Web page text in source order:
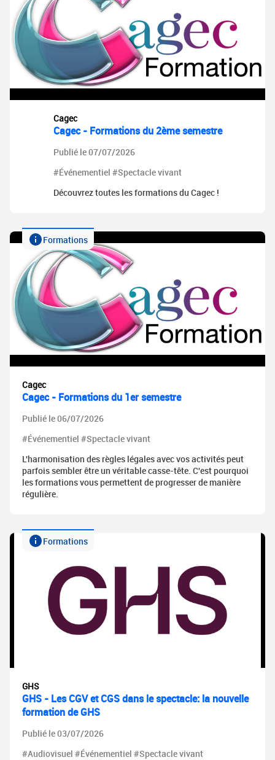
Cagec
Cagec - Formations du 2ème semestre
Publié le 07/07/2026
#Événementiel #Spectacle vivant
Découvrez toutes les formations du Cagec !
Formations
Cagec
Cagec - Formations du 1er semestre
Publié le 06/07/2026
#Événementiel #Spectacle vivant
L'harmonisation des règles légales avec vos activités peut
parfois sembler être un véritable casse-tête. C'est pourquoi
les formations vous permettent de progresser de manière
régulière.
Formations
GHS
GHS - Les CGV et CGS dans le spectacle: la nouvelle
formation de GHS
Publié le 03/07/2026
#Audiovisuel #Événementiel #Spectacle vivant